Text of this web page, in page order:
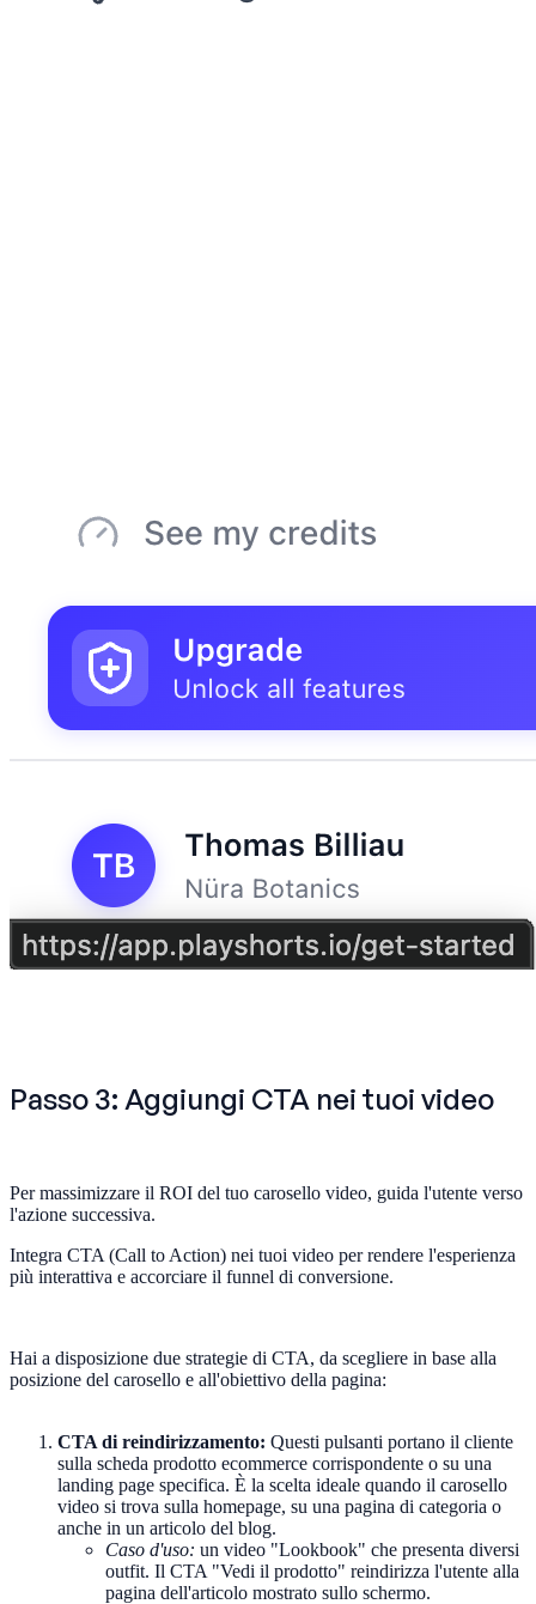
Passo 3: Aggiungi CTA nei tuoi video
Per massimizzare il ROI del tuo carosello video, guida l'utente verso
l'azione successiva.
Integra CTA (Call to Action) nei tuoi video per rendere l'esperienza
più interattiva e accorciare il funnel di conversione.
Hai a disposizione due strategie di CTA, da scegliere in base alla
posizione del carosello e all'obiettivo della pagina:
CTA di reindirizzamento: Questi pulsanti portano il cliente
sulla scheda prodotto ecommerce corrispondente o su una
landing page specifica. È la scelta ideale quando il carosello
video si trova sulla homepage, su una pagina di categoria o
anche in un articolo del blog.
Caso d'uso: un video "Lookbook" che presenta diversi
outfit. Il CTA "Vedi il prodotto" reindirizza l'utente alla
pagina dell'articolo mostrato sullo schermo.